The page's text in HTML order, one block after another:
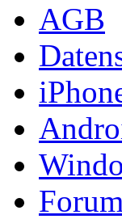
AGB
Forum